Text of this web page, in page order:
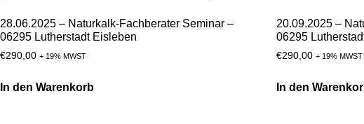
28.06.2025 – Naturkalk-Fachberater Seminar –
06295 Lutherstadt Eisleben
€290,00 + 19% MWST
In den Warenkorb
20.09.2025 –
06295
€290,00 + 19% MWST
In den